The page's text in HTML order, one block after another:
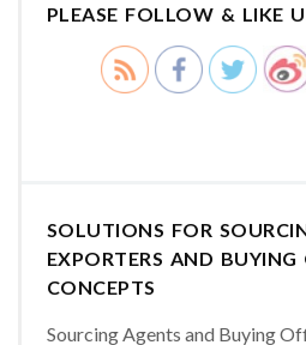
PLEASE FOLLOW & LIKE
SOLUTIONS FOR
EXPORTERS AND BUYING
CONCEPTS
Sourcing Agents and Buying